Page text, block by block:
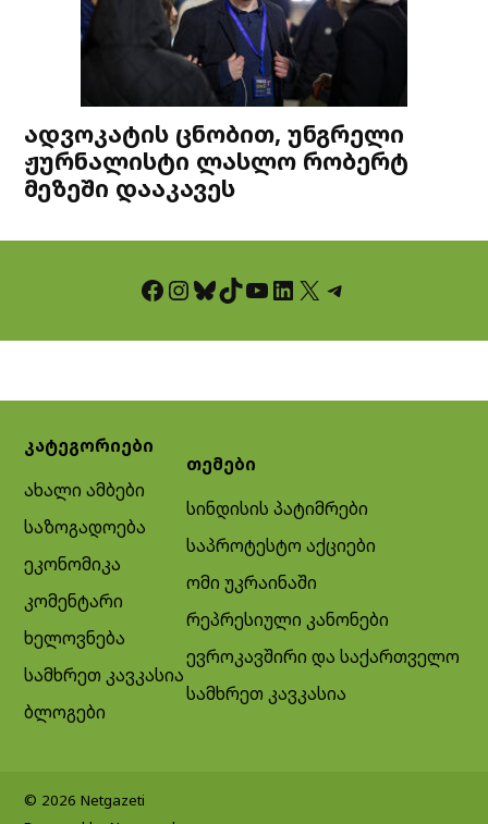
ადვოკატის ცნობით, უნგრელი
ჟურნალისტი ლასლო რობერტ
მეზეში დააკავეს
Facebook InstagramBluesky TikTok YouTube LinkedIn X Telegram
კატეგორიები
ახალი ამბები
საზოგადოება
ეკონომიკა
კომენტარი
ხელოვნება
სამხრეთ კავკასია
ბლოგები
თემები
სინდისის პატიმრები
საპროტესტო აქციები
ომი უკრაინაში
რეპრესიული კანონები
ევროკავშირი და საქართველო
სამხრეთ კავკასია
© 2026 Netgazeti